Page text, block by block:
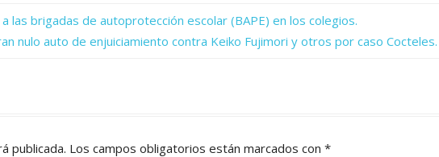
las brigadas de autoprotección escolar (BAPE) en los colegios.
nulo auto de enjuiciamiento contra Keiko Fujimori y otros por caso Cocteles.
publicada. Los campos obligatorios están marcados con *